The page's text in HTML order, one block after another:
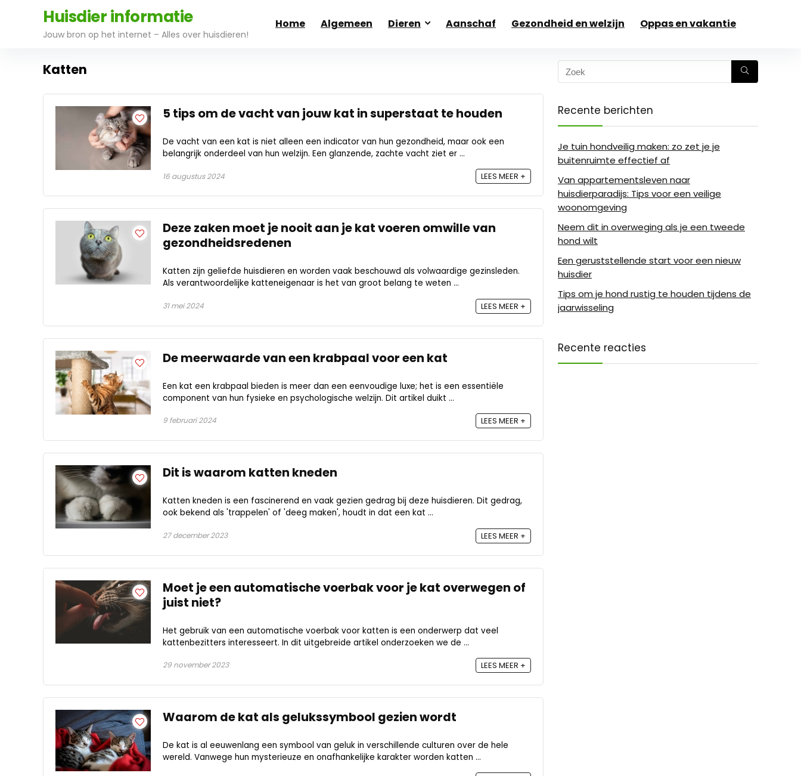
Huisdier informatie
Jouw bron op het internet – Alles over huisdieren!
Home Algemeen Dieren Aanschaf Gezondheid en welzijn Oppas en vakantie
Katten
5 tips om de vacht van jouw kat in superstaat te houden
De vacht van een kat is niet alleen een indicator van hun gezondheid, maar ook een
belangrijk onderdeel van hun welzijn. Een glanzende, zachte vacht ziet er ...
16 augustus 2024 LEES MEER +
Deze zaken moet je nooit aan je kat voeren omwille van
gezondheidsredenen
Katten zijn geliefde huisdieren en worden vaak beschouwd als volwaardige gezinsleden.
Als verantwoordelijke katteneigenaar is het van groot belang te weten ...
31 mei 2024 LEES MEER +
De meerwaarde van een krabpaal voor een kat
Een kat een krabpaal bieden is meer dan een eenvoudige luxe; het is een essentiële
component van hun fysieke en psychologische welzijn. Dit artikel duikt ...
9 februari 2024 LEES MEER +
Dit is waarom katten kneden
Katten kneden is een fascinerend en vaak gezien gedrag bij deze huisdieren. Dit gedrag,
ook bekend als 'trappelen' of 'deeg maken', houdt in dat een kat ...
27 december 2023 LEES MEER +
Moet je een automatische voerbak voor je kat overwegen of
juist niet?
Het gebruik van een automatische voerbak voor katten is een onderwerp dat veel
kattenbezitters interesseert. In dit uitgebreide artikel onderzoeken we de ...
29 november 2023 LEES MEER +
Waarom de kat als gelukssymbool gezien wordt
De kat is al eeuwenlang een symbool van geluk in verschillende culturen over de hele
wereld. Vanwege hun mysterieuze en onafhankelijke karakter worden katten ...
Recente berichten
Je tuin hondveilig maken: zo zet je je
buitenruimte effectief af
Van appartementsleven naar
huisdierparadijs: Tips voor een veilige
woonomgeving
Neem dit in overweging als je een tweede
hond wilt
Een geruststellende start voor een nieuw
huisdier
Tips om je hond rustig te houden tijdens de
jaarwisseling
Recente reacties